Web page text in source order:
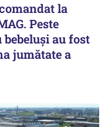
la
Peste
bebeluși au fost
jumătate a